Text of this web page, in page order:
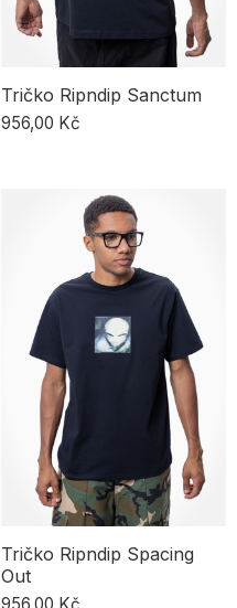
Tričko Ripndip Sanctum
956,00 Kč
Tričko Ripndip Spacing
Out